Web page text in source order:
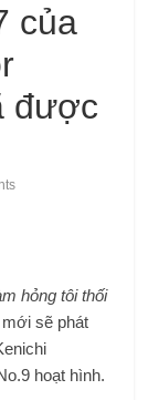
của
được
hỏng tôi thối
sẽ phát
hoạt hình.